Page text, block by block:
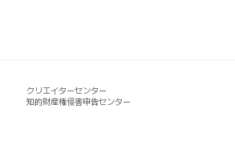
クリエイターセンター
知的財産権侵害申告センター